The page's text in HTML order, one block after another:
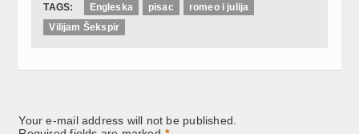
TAGS: Engleska pisac
romeo i julija
Vilijam Šekspir
Your e-mail address will not be published.